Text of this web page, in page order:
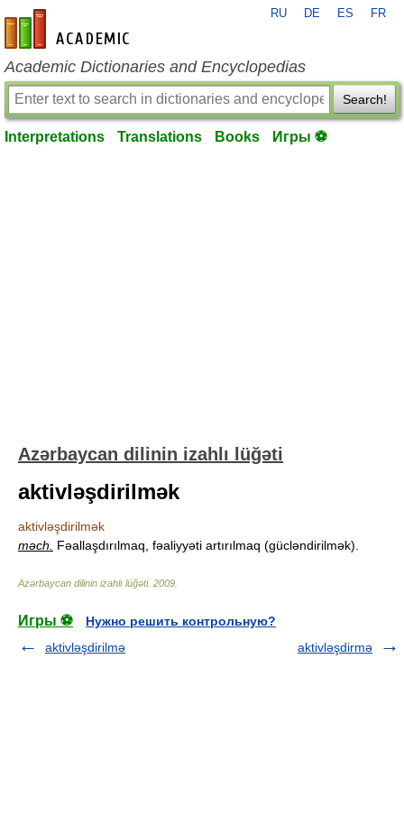
en-academic.com
RU DE ES FR
Academic Dictionaries and Encyclopedias
Search!
Interpretations Translations Books Игры ⚽
Azərbaycan dilinin izahlı lüğəti
aktivləşdirilmək
aktivləşdirilmək
məch.
Fəallaşdırılmaq, fəaliyyəti artırılmaq (gücləndirilmək).
Azərbaycan dilinin izahlı lüğəti. 2009
Игры ⚽
Нужно решить контрольную?
aktivləşdirilmə
aktivləşdirmə